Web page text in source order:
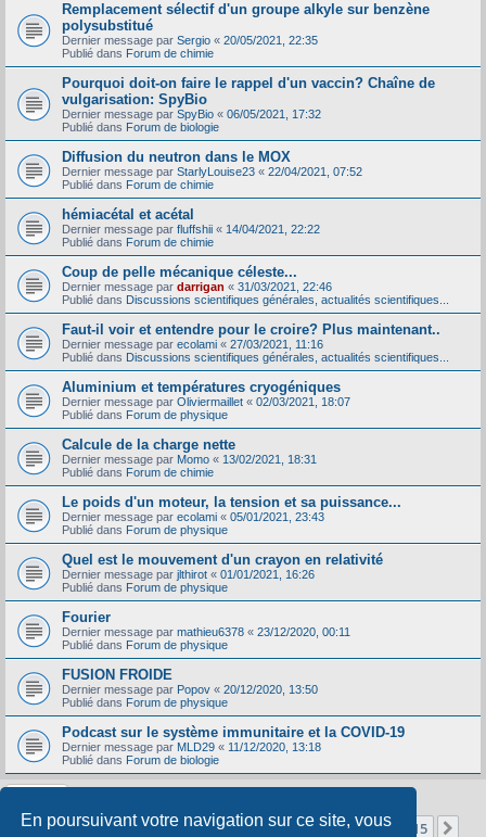
En poursuivant votre navigation sur ce site, vous
Remplacement sélectif d'un groupe alkyle sur benzène
polysubstitué
Dernier message par Sergio « 20/05/2021, 22:35
Publié dans Forum de chimie
Pourquoi doit-on faire le rappel d'un vaccin? Chaîne de
vulgarisation: SpyBio
Dernier message par SpyBio « 06/05/2021, 17:32
Publié dans Forum de biologie
Diffusion du neutron dans le MOX
Dernier message par StarlyLouise23 « 22/04/2021, 07:52
Publié dans Forum de chimie
hémiacétal et acétal
Dernier message par fluffshii « 14/04/2021, 22:22
Publié dans Forum de chimie
Coup de pelle mécanique céleste...
Dernier message par darrigan « 31/03/2021, 22:46
Publié dans Discussions scientifiques générales, actualités scientifiques...
Faut-il voir et entendre pour le croire? Plus maintenant..
Dernier message par ecolami « 27/03/2021, 11:16
Publié dans Discussions scientifiques générales, actualités scientifiques...
Aluminium et températures cryogéniques
Dernier message par Oliviermaillet « 02/03/2021, 18:07
Publié dans Forum de physique
Calcule de la charge nette
Dernier message par Momo « 13/02/2021, 18:31
Publié dans Forum de chimie
Le poids d'un moteur, la tension et sa puissance...
Dernier message par ecolami « 05/01/2021, 23:43
Publié dans Forum de physique
Quel est le mouvement d'un crayon en relativité
Dernier message par jlthirot « 01/01/2021, 16:26
Publié dans Forum de physique
Fourier
Dernier message par mathieu6378 « 23/12/2020, 00:11
Publié dans Forum de physique
FUSION FROIDE
Dernier message par Popov « 20/12/2020, 13:50
Publié dans Forum de physique
Podcast sur le système immunitaire et la COVID-19
Dernier message par MLD29 « 11/12/2020, 13:18
Publié dans Forum de biologie
La recherche a retourné 356 résultats Page 1sur15
1 2 3 4 5 … 15